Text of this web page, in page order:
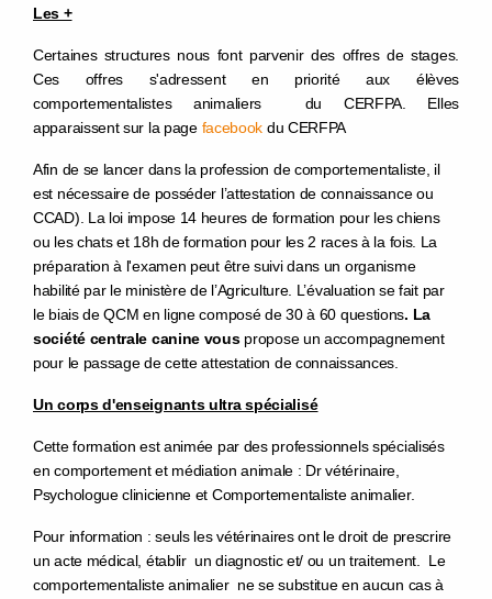
Les +
Certaines structures nous font parvenir des offres de stages.
Ces offres s'adressent en priorité aux élèves
comportementalistes animaliers du CERFPA. Elles
apparaissent sur la page facebook du CERFPA
Afin de se lancer dans la profession de comportementaliste, il
est nécessaire de posséder l’attestation de connaissance ou
CCAD). La loi impose 14 heures de formation pour les chiens
ou les chats et 18h de formation pour les 2 races à la fois. La
préparation à l'examen peut être suivi dans un organisme
habilité par le ministère de l’Agriculture. L’évaluation se fait par
le biais de QCM en ligne composé de 30 à 60 questions. La
société centrale canine vouspropose un accompagnement
pour le passage de cette attestation de connaissances.
Un corps d'enseignants ultra spécialisé
Cette formation est animée par des professionnels spécialisés
en comportement et médiation animale : Dr vétérinaire,
Psychologue clinicienne et Comportementaliste animalier.
Pour information : seuls les vétérinaires ont le droit de prescrire
un acte médical, établir un diagnostic et/ ou un traitement
Le
comportementaliste animalier ne se substitue en aucun cas à